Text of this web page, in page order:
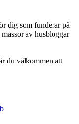
dig som funderar på
av husbloggar
du välkommen att